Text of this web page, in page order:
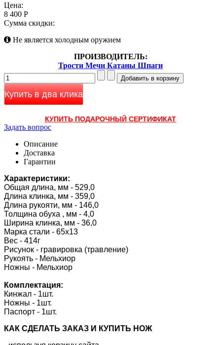
Цена:
8 400 Р
Сумма скидки:
Не является холодным оружием
ПРОИЗВОДИТЕЛЬ:
Трости Мечи Катаны Шпаги
Купить в два клика
КУПИТЬ ПОДАРОЧНЫЙ СЕРТИФИКАТ
Задать вопрос
Описание
Доставка
Гарантии
Характеристики:
Общая длина, мм - 529,0
Длина клинка, мм - 359,0
Длина рукояти, мм - 146,0
Толщина обуха , мм - 4,0
Ширина клинка, мм - 36,0
Марка стали - 65х13
Вес - 414г
Рисунок - гравировка (травление)
Рукоять - Мельхиор
Ножны - Мельхиор
Комплектация:
Кинжал - 1шт.
Ножны - 1шт.
Паспорт - 1шт.
КАК CДЕЛАТЬ ЗАКАЗ И КУПИТЬ НОЖ